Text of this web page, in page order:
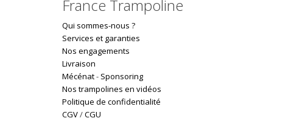
France Trampoline
Qui sommes-nous ?
Services et garanties
Nos engagements
Livraison
Mécénat- Sponsoring
Nos trampolines en vidéos
Politique de confidentialité
CGV/CGU